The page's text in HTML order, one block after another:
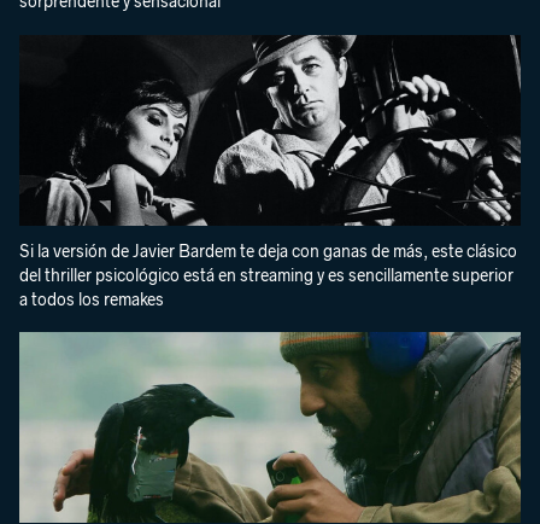
Si la versión de Javier Bardem te deja con ganas de más, este clásico
del thriller psicológico está en streaming y es sencillamente superior
a todos los remakes